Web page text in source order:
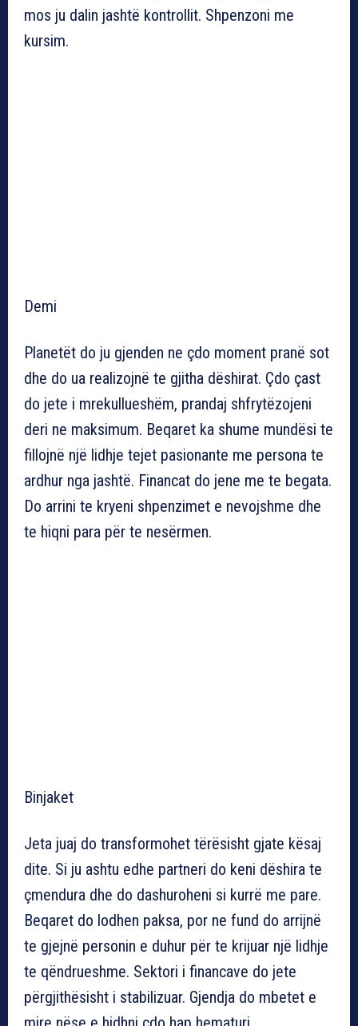
mos ju dalin jashtë kontrollit. Shpenzoni me
kursim.
Demi
Planetët do ju gjenden ne çdo moment pranë sot
dhe do ua realizojnë te gjitha dëshirat. Çdo çast
do jete i mrekullueshëm, prandaj shfrytëzojeni
deri ne maksimum. Beqaret ka shume mundësi te
fillojnë një lidhje tejet pasionante me persona te
ardhur nga jashtë. Financat do jene me te begata.
Do arrini te kryeni shpenzimet e nevojshme dhe
te hiqni para për te nesërmen.
Binjaket
Jeta juaj do transformohet tërësisht gjate kësaj
dite. Si ju ashtu edhe partneri do keni dëshira te
çmendura dhe do dashuroheni si kurrë me pare.
Beqaret do lodhen paksa, por ne fund do arrijnë
te gjejnë personin e duhur për te krijuar një lidhje
te qëndrueshme. Sektori i financave do jete
përgjithësisht i stabilizuar. Gjendja do mbetet e